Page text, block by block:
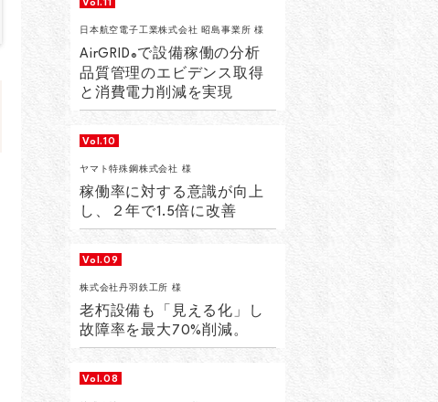
Vol.11
日本航空電子工業株式会社 昭島事業所 様
AirGRID ®で設備稼働の分析
品質管理のエビデンス取得
と消費電力削減を実現
Vol.10
ヤマト特殊鋼株式会社 様
稼働率に対する意識が向上
し、２年で1.5倍に改善
Vol.09
株式会社丹羽鉄工所 様
老朽設備も「見える化」し
故障率を最大70%削減。
Vol.08